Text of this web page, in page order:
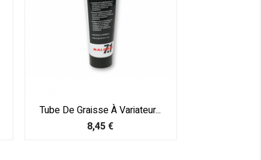
Tube De Graisse À Variateur...
Prix
8,45 €